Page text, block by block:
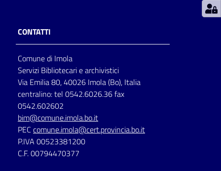
Seguici
su
CONTATTI
Comune di Imola
Servizi Bibliotecari e archivistici
Via Emilia 80, 40026 Imola (Bo), Italia
centralino: tel 0542.6026.36 fax
0542.602602
bim@comune.imola.bo.it
PEC comune.imola@cert.provincia.bo.it
P.IVA 00523381200
C.F. 00794470377